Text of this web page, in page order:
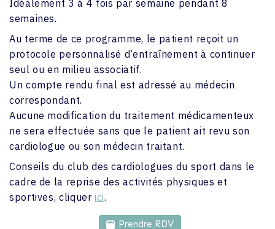
Idéalement 3 à 4 fois par semaine pendant 8
semaines.
Au terme de ce programme, le patient reçoit un
protocole personnalisé d’entraînement à continuer
seul ou en milieu associatif.
Un compte rendu final est adressé au médecin
correspondant.
Aucune modification du traitement médicamenteux
ne sera effectuée sans que le patient ait revu son
cardiologue ou son médecin traitant.
Conseils du club des cardiologues du sport dans le
cadre de la reprise des activités physiques et
sportives, cliquerici.
Prendre RDV